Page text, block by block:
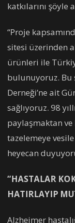
katkılarını şöyle
“Proje
sitesi üzerinden
ürünleri ile
bulunuyoruz. Bu
Derneği’ne ait
sağlıyoruz. 98
paylaşmaktan
tazelemeye
heyecan
“HASTALAR
HATIRLAYIP
Alzheimer